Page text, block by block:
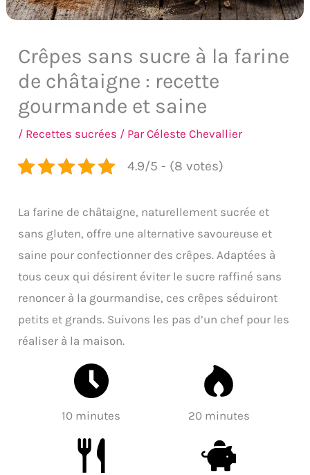
Crêpes sans sucre à la farine
de châtaigne : recette
gourmande et saine
/ Recettes sucrées / ParCéleste Chevallier
4.9/5 - (8 votes)
La farine de châtaigne, naturellement sucrée et
sans gluten, offre une alternative savoureuse et
saine pour confectionner des crêpes. Adaptées à
tous ceux qui désirent éviter le sucre raffiné sans
renoncer à la gourmandise, ces crêpes séduiront
petits et grands. Suivons les pas d’un chef pour les
réaliser à la maison.
10 minutes 20 minutes